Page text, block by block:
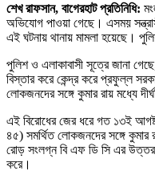
শেখ রাফসান, বাগেরহাট প্রতিনিধি:
অভিযোগ পাওয়া গেছে। এসময়
এই ঘটনায় থানায় মামলা হয়েছে।
পুলিশ ও এলাকাবাসী সূত্রে জানা
বিস্তার করে কেন্দ্র করে প্রফুল্ল
লোকজনদের সঙ্গে কুমার রায় মধ্যে
এই বিরোধের জের ধরে গত ১৩ই
৪৫) সমর্থিত লোকজনদের সঙ্গে কুমার
রোড় সংলগ্ন বি এফ ডি সি এর উত্তর
করে।